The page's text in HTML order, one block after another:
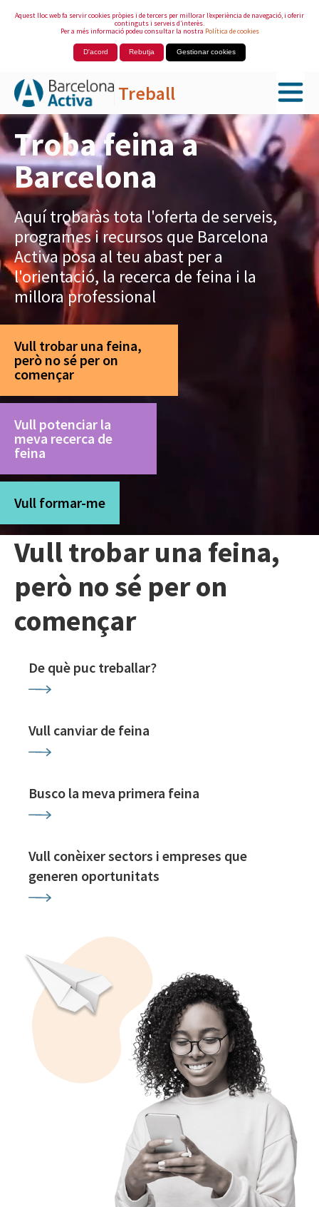
Aquest lloc web fa servir cookies pròpies i de tercers per millorar l’experiència de navegació, i oferir
continguts i serveis d’interès.
Per a més informació podeu consultar la nostra Política de cookies
D'acord Rebutja Gestionar cookies
Treball
Salta al contingut principal
Troba feina a
Barcelona
Aquí trobaràs tota l'oferta de serveis,
programes i recursos que Barcelona
Activa posa al teu abast per a
l'orientació, la recerca de feina i la
millora professional
Vull trobar una feina,
però no sé per on
començar
Vull potenciar la
meva recerca de
feina
Vull formar-me
Vull trobar una feina,
però no sé per on
començar
De què puc treballar?
Vull canviar de feina
Busco la meva primera feina
Vull conèixer sectors i empreses que
generen oportunitats